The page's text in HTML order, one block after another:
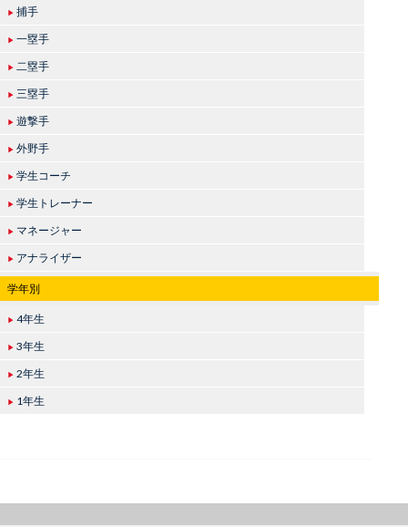
▶ 捕手
▶ 一塁手
▶ 二塁手
▶ 三塁手
▶ 遊撃手
▶ 外野手
▶ 学生コーチ
▶ 学生トレーナー
▶ マネージャー
▶ アナライザー
学年別
▶ 4年生
▶ 3年生
▶ 2年生
▶ 1年生